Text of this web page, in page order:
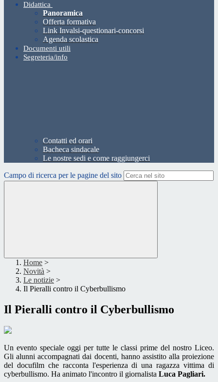
Didattica
Panoramica
Offerta formativa
Link Invalsi-questionari-concorsi
Agenda scolastica
Documenti utili
Segreteria/info
Contatti ed orari
Bacheca sindacale
Le nostre sedi e come raggiungerci
Campo di ricerca per le pagine del sito
Home >
Novità >
Le notizie >
Il Pieralli contro il Cyberbullismo
Il Pieralli contro il Cyberbullismo
Un evento speciale oggi per tutte le classi prime del nostro Liceo.
Gli alunni accompagnati dai docenti, hanno assistito alla proiezione
del docufilm che racconta l'esperienza di una ragazza vittima di
cyberbullismo. Ha animato l'incontro il giornalista Luca Pagliari.